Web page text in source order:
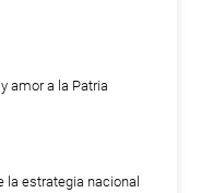
amor a la Patria
la estrategia nacional